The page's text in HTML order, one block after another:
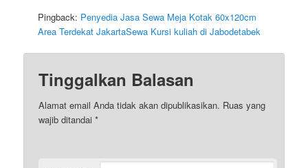
Pingback: Penyedia Jasa Sewa Meja Kotak 60x120cm
Area Terdekat JakartaSewa Kursi kuliah di Jabodetabek
Tinggalkan Balasan
Alamat email Anda tidak akan dipublikasikan. Ruas yang
wajib ditandai*